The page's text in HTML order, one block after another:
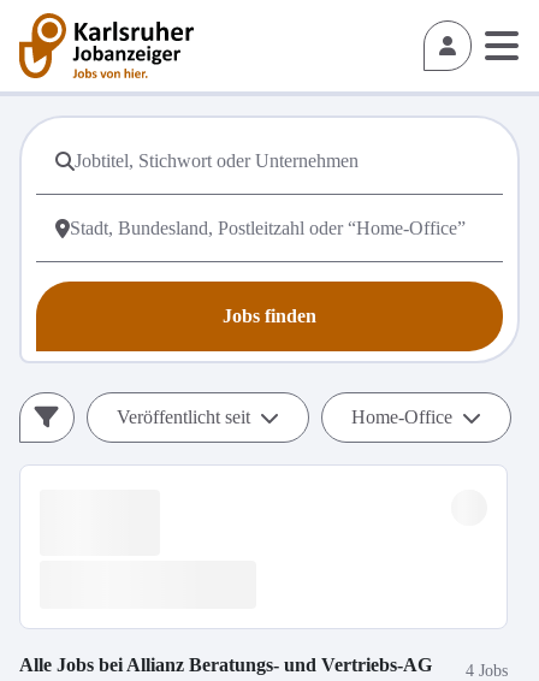
Jobs finden
Veröffentlicht seit Home-Office
Alle Jobs bei Allianz Beratungs- und Vertriebs-AG 4 Jobs